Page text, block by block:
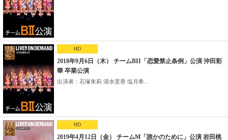
HD
2018年9月6日（木） チームBII「恋愛禁止条例」公演 沖田彩
華 卒業公演
出演者：石塚朱莉 清水里香 塩月希...
HD
2019年4月12日（金） チームM「誰かのために」公演 岩田桃